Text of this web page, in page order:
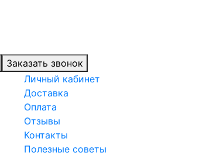
Заказать звонок
Личный кабинет
Доставка
Оплата
Отзывы
Контакты
Полезные советы